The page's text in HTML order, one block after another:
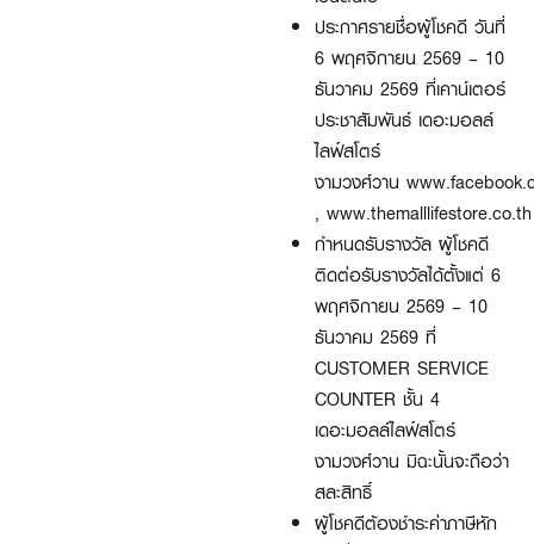
ประกาศรายชื่อผู้โชคดี วันที่
6 พฤศจิกายน 2569 – 10
ธันวาคม 2569 ที่เคาน์เตอร์
ประชาสัมพันธ์ เดอะมอลล์
ไลฟ์สโตร์
งามวงศ์วาน
, www.themalllifestore.co.th
กำหนดรับรางวัล ผู้โชคดี
ติดต่อรับรางวัลได้ตั้งแต่ 6
พฤศจิกายน 2569 – 10
ธันวาคม 2569 ที่
CUSTOMER SERVICE
COUNTER ชั้น 4
เดอะมอลล์ไลฟ์สโตร์
งามวงศ์วาน มิฉะนั้นจะถือว่า
สละสิทธิ์
ผู้โชคดีต้องชำระค่าภาษีหัก